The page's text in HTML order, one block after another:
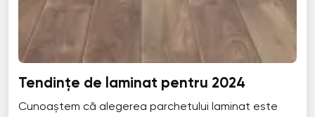
Tendințe de laminat pentru 2024
Cunoaștem că alegerea parchetului laminat este